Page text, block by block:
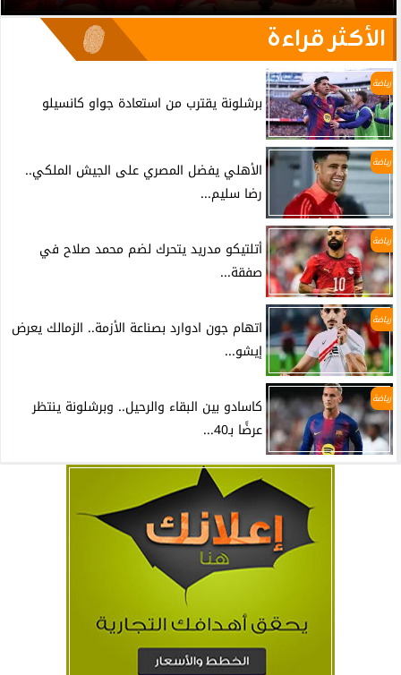
الأكثر قراءة
رياضة
برشلونة يقترب من استعادة جواو كانسيلو
رياضة
الأهلي يفضل المصري على الجيش الملكي..
رضا سليم...
رياضة
أتلتيكو مدريد يتحرك لضم محمد صلاح في
صفقة...
رياضة
اتهام جون ادوارد بصناعة الأزمة.. الزمالك يعرض
إيشو...
رياضة
كاسادو بين البقاء والرحيل.. وبرشلونة ينتظر
عرضًا بـ40...